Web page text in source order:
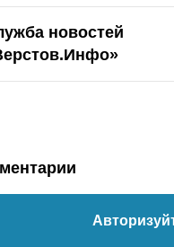
новостей